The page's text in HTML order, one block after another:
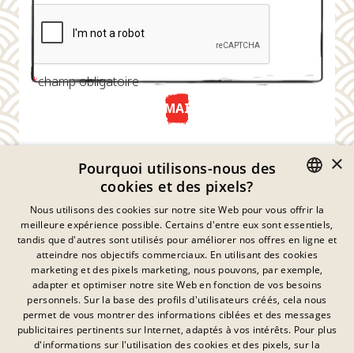
*champ obligatoire
ENVOYER MAINTENANT
Déclaration De Confidentialité
Empreinte
Mentions Légales
Contact
GERMAN
FRENCH
DANISH
SWEDISH
HUNGARIAN
×
Pourquoi utilisons-nous des
cookies et des pixels?
Nous utilisons des cookies sur notre site Web pour vous offrir la
meilleure expérience possible. Certains d'entre eux sont essentiels,
tandis que d'autres sont utilisés pour améliorer nos offres en ligne et
atteindre nos objectifs commerciaux. En utilisant des cookies
marketing et des pixels marketing, nous pouvons, par exemple,
adapter et optimiser notre site Web en fonction de vos besoins
personnels. Sur la base des profils d'utilisateurs créés, cela nous
permet de vous montrer des informations ciblées et des messages
publicitaires pertinents sur Internet, adaptés à vos intérêts. Pour plus
d'informations sur l'utilisation des cookies et des pixels, sur la